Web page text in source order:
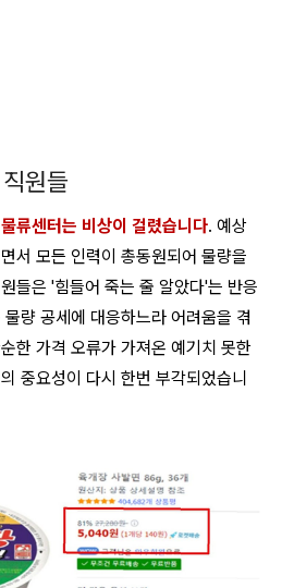
원들
류센터는 비상이 걸렸습니다. 예상
서 모든 인력이 총동원되어 물량을
들은 '힘들어 죽는 줄 알았다'는 반응
량 공세에 대응하느라 어려움을 겪
한 가격 오류가 가져온 예기치 못한
중요성이 다시 한번 부각되었습니